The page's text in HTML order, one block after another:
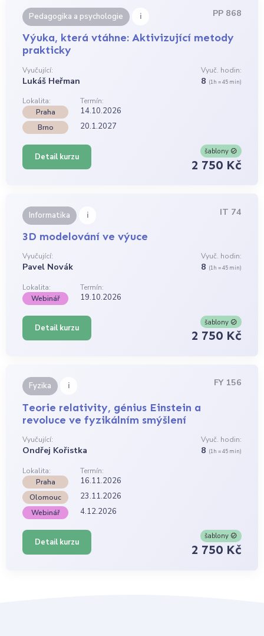
Pedagogika a psychologie i PP 868
Výuka, která vtáhne: Aktivizující metody
prakticky
Vyučující:
Lukáš Heřman
Vyuč. hodin:
8 (1h = 45 min)
Lokalita:
Termín:
Praha
14.10.2026
Brno 20.1.2027
Detail kurzu
šablony
2 750 Kč
Informatika i IT 74
3D modelování ve výuce
Vyučující:
Pavel Novák
Vyuč. hodin:
8 (1h = 45 min)
Lokalita:
Termín:
Webinář
19.10.2026
Detail kurzu
šablony
2 750 Kč
Fyzika i FY 156
Teorie relativity, génius Einstein a
revoluce ve fyzikálním smýšlení
Vyučující:
Ondřej Kořistka
Vyuč. hodin:
8 (1h = 45 min)
Lokalita:
Termín:
Praha
16.11.2026
Olomouc 23.11.2026
Webinář 4.12.2026
Detail kurzu
šablony
2 750 Kč